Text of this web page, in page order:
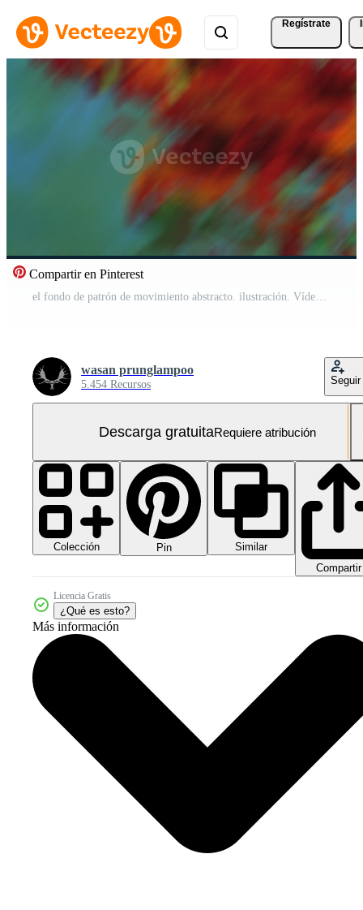
Regístrate
Compartir en Pinterest
el fondo de patrón de movimiento abstracto. ilustración. Vídeo Gratis
wasan prunglampoo
5.454 Recursos Seguir
Descarga gratuitaRequiere atribución
Colección Pin
Similar
Compartir
Licencia Gratis
¿Qué es esto?
Más información